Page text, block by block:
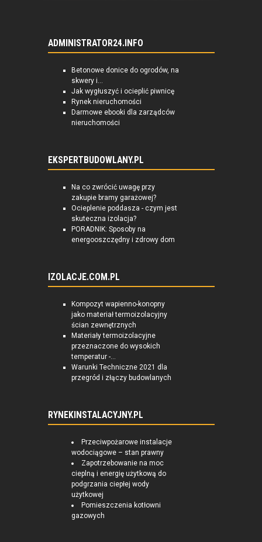
ADMINISTRATOR24.INFO
Betonowe donice do ogrodów, na
skwery i...
Jak wygłuszyć i ocieplić piwnicę
Rynek nieruchomości
Darmowe ebooki dla zarządców
nieruchomości
EKSPERTBUDOWLANY.PL
Na co zwrócić uwagę przy
zakupie bramy garażowej?
Ocieplenie poddasza - czym jest
skuteczna izolacja?
PORADNIK: Sposoby na
energooszczędny i zdrowy dom
IZOLACJE.COM.PL
Kompozyt wapienno-konopny
jako materiał termoizolacyjny
ścian zewnętrznych
Materiały termoizolacyjne
przeznaczone do wysokich
temperatur -...
Warunki Techniczne 2021 dla
przegród i złączy budowlanych
RYNEKINSTALACYJNY.PL
Przeciwpożarowe instalacje
wodociągowe – stan prawny
Zapotrzebowanie na moc
cieplną i energię użytkową do
podgrzania ciepłej wody
użytkowej
Pomieszczenia kotłowni
gazowych